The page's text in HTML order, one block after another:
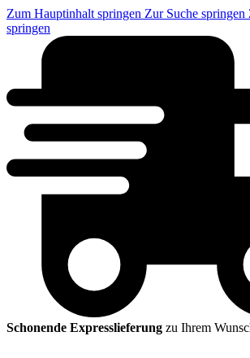
Zum Hauptinhalt springen Zur Suche springen
springen
Schonende Expresslieferung zu Ihrem